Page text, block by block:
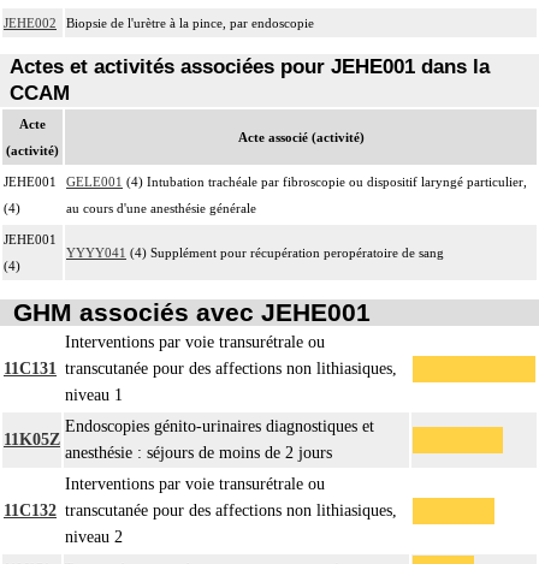
JEHE002 Biopsie de l'urètre à la pince, par endoscopie
Actes et activités associées pour JEHE001 dans la
CCAM
Acte
(activité)
Acte associé (activité)
JEHE001
(4)
GELE001 (4) Intubation trachéale par fibroscopie ou dispositif laryngé particulier,
au cours d'une anesthésie générale
JEHE001
(4)
YYYY041 (4) Supplément pour récupération peropératoire de sang
GHM associés avec JEHE001
11C131
Interventions par voie transurétrale ou
transcutanée pour des affections non lithiasiques,
niveau 1
11K05Z
Endoscopies génito-urinaires diagnostiques et
anesthésie : séjours de moins de 2 jours
11C132
Interventions par voie transurétrale ou
transcutanée pour des affections non lithiasiques,
niveau 2